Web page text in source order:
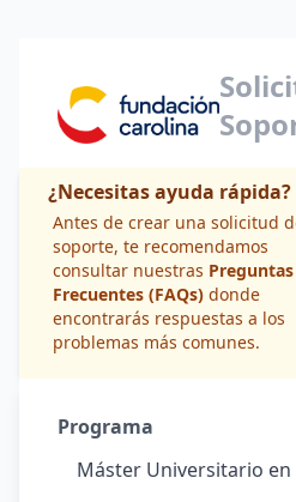
¿Necesitas ayuda rápida?
Antes de crear una solicitud
soporte, te recomendamos
consultar nuestras Preguntas
Frecuentes (FAQs) donde
encontrarás respuestas a los
problemas más comunes.
Programa